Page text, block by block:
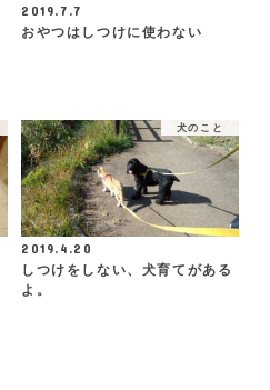
2019.7.7
おやつはしつけに使わない
犬のこと
2019.4.20
しつけをしない、犬育てがある
よ。